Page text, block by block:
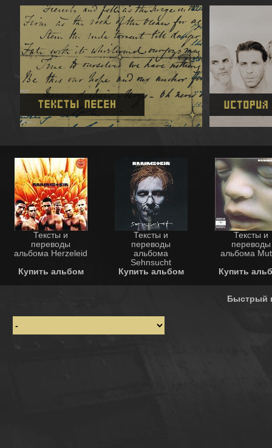
Тексты и
переводы
альбома Herzeleid
Купить альбом
Тексты и
переводы
альбома
Sehnsucht
Купить альбом
Тексты и
переводы
альбома
Купить
Быстрый